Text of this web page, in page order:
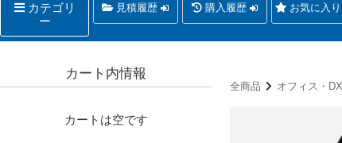
カテゴリ
ー
見積履歴 購入履歴 お気に入り
全商品 オフィス・
カート内情報
カートは空です